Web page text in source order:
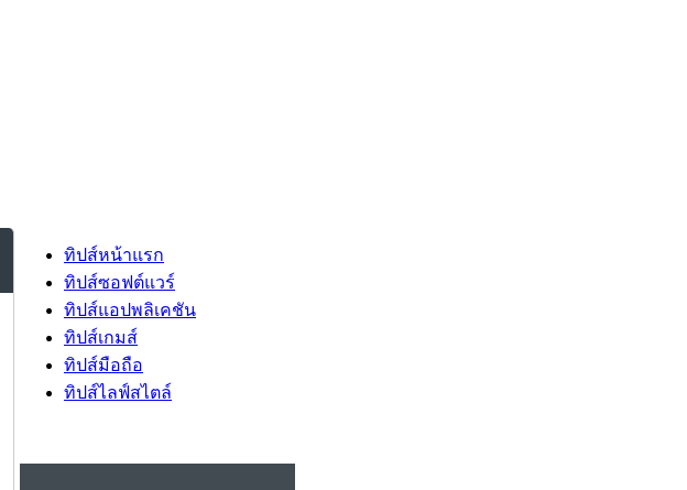
ทิปส์หน้าแรก
ทิปส์ซอฟต์แวร์
ทิปส์แอปพลิเคชัน
ทิปส์เกมส์
ทิปส์มือถือ
ทิปส์ไลฟ์สไตล์